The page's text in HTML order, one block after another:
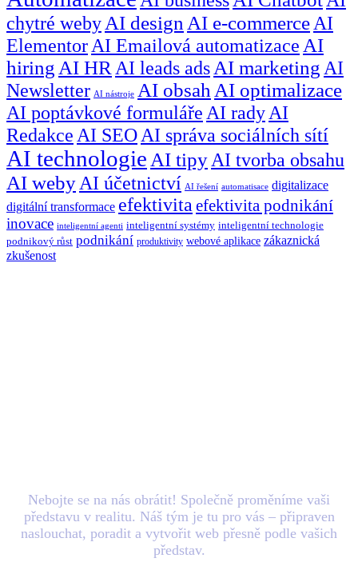
chytré webyAI designAI e-commerceAI
ElementorAI Emailová automatizaceAI
hiringAI HRAI leads adsAI marketingAI
Newsletter AI nástroje AI obsahAI optimalizace
AI poptávkové formulářeAI radyAI
RedakceAI SEOAI správa sociálních sítí
AI technologieAI tipyAI tvorba obsahu
AI webyAI účetnictví AI řešení automatisace digitalizace
digitální transformace efektivitaefektivita podnikání
inovace inteligentní agenti inteligentní systémy inteligentní technologie
podnikový růst podnikání produktivity webové aplikace zákaznická
zkušenost
Nebojte se na nás obrátit! Společně proměníme vaši
představu v realitu. Náš tým je tu pro vás – připraven
naslouchat, poradit a vytvořit web přesně podle vašich
představ.